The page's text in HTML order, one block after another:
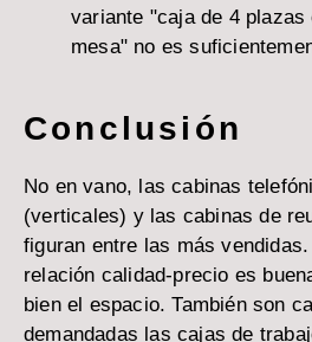
variante "caja de 4
mesa" no es
Conclusión
No en vano, las cabinas
(verticales) y las cabinas de
figuran entre las más
relación calidad-precio es
bien el espacio. También son
demandadas las cajas de